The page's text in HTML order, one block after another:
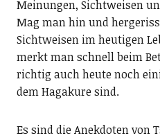
Meinungen, Sichtweisen
Mag man hin und
Sichtweisen im heutigen
merkt man schnell beim
richtig auch heute noch
dem Hagakure sind.
Es sind die Anekdoten von